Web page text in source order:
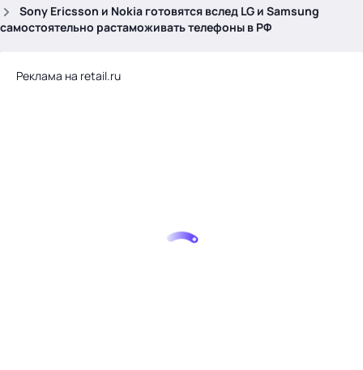
Sony Ericsson и Nokia готовятся вслед LG и Samsung
самостоятельно растаможивать телефоны в РФ
Реклама на retail.ru